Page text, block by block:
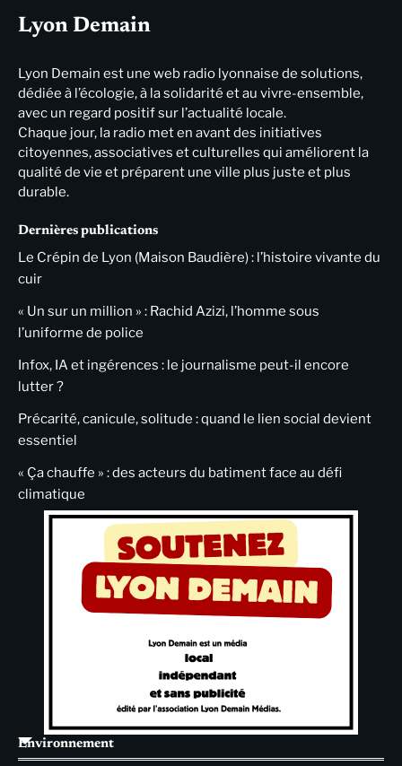
Lyon Demain
Lyon Demain est une web radio lyonnaise de solutions,
dédiée à l’écologie, à la solidarité et au vivre-ensemble,
avec un regard positif sur l’actualité locale.
Chaque jour, la radio met en avant des initiatives
citoyennes, associatives et culturelles qui améliorent la
qualité de vie et préparent une ville plus juste et plus
durable.
Dernières publications
Le Crépin de Lyon (Maison Baudière) : l’histoire vivante du
cuir
« Un sur un million » : Rachid Azizi, l’homme sous
l’uniforme de police
Infox, IA et ingérences : le journalisme peut-il encore
lutter ?
Précarité, canicule, solitude : quand le lien social devient
essentiel
« Ça chauffe » : des acteurs du batiment face au défi
climatique
Environnement